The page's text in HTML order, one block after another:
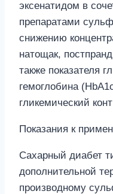
эксенатидом в
препаратами
снижению
натощак,
также показателя
гемоглобина
гликемический
Показания к
Сахарный диабет
дополнительной
производному